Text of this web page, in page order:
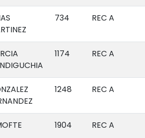
734 REC A
1174 REC A
1248 REC A
1904 REC A